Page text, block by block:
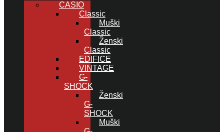
CASIO
Classic
Muški
Classic
Ženski
Classic
EDIFICE
VINTAGE
G-
SHOCK
Ženski
G-
SHOCK
Muški